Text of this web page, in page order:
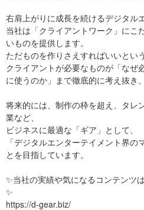
右肩上がりに成長を続けるデジタル
当社は「クライアントワーク」にこ
いものを提供します。
ただものを作りさえすればいいとい
クライアントが必要なものが「なぜ
に使うのか」まで徹底的に考え抜き
将来的には、制作の枠を超え、タレ
業など、
ビジネスに最適な「ギア」として、
「デジタルエンターテイメント界の
とを目指しています。
✨当社の実績や気になるコンテンツ
✨
https://d-gear.biz/